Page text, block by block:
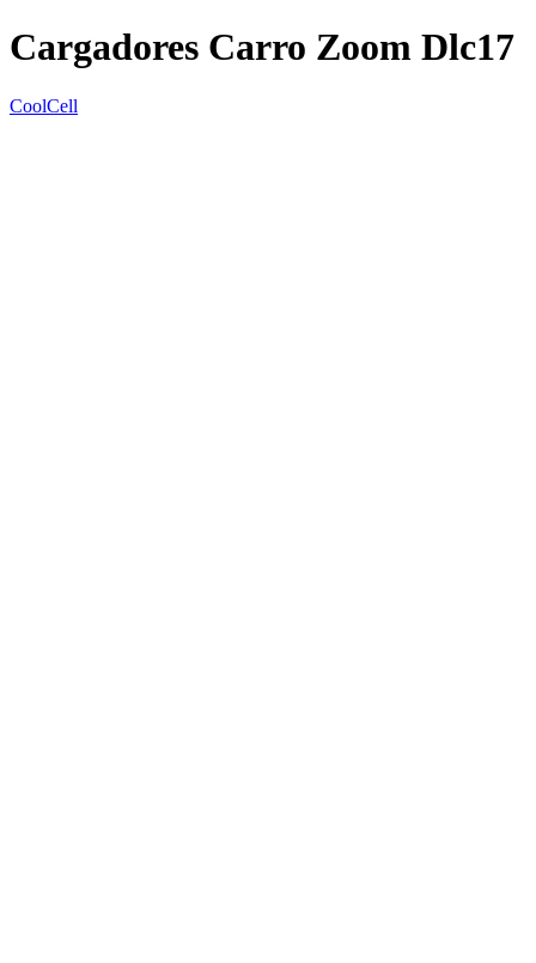
Cargadores Carro Zoom Dlc17
CoolCell